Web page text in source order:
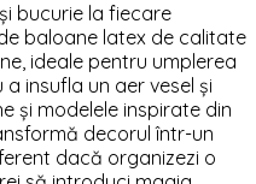
bucurie la fiecare
baloane latex de calitate
ideale pentru umplerea
insufla un aer vesel și
și modelele inspirate din
decorul într-un
dacă organizezi o